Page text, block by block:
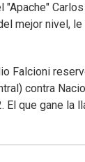
mejor nivel,
Falcioni
contra
que gane la